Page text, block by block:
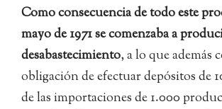
Como consecuencia de todo este
mayo de 1971 se comenzaba a
desabastecimiento, a lo que además
obligación de efectuar depósitos de
de las importaciones de 1.000